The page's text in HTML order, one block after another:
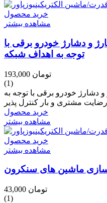
خرید محصول
مشاهده بیشتر
و دشارژ خودرو برقی با
توجه به اهداف شبکه
193,000 تومان
(1)
دشارژ خودرو برقی با توجه به
مشتری و بار کنترل پذیر
خرید محصول
مشاهده بیشتر
خرید محصول
مشاهده بیشتر
ماشین های سنکرون
43,000 تومان
(1)